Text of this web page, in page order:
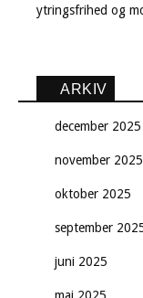
ytringsfrihed og
ARKIV
december 2025
november 2025
oktober 2025
september
juni 2025